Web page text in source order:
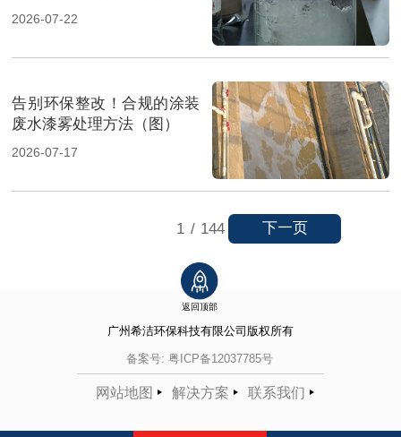
头实现固液双达标（图）
2026-07-22
告别环保整改！合规的涂装
废水漆雾处理方法（图）
2026-07-17
1 / 144 下一页
返回顶部
广州希洁环保科技有限公司 版权所有
备案号: 粤ICP备12037785号
网站地图 解决方案 联系我们